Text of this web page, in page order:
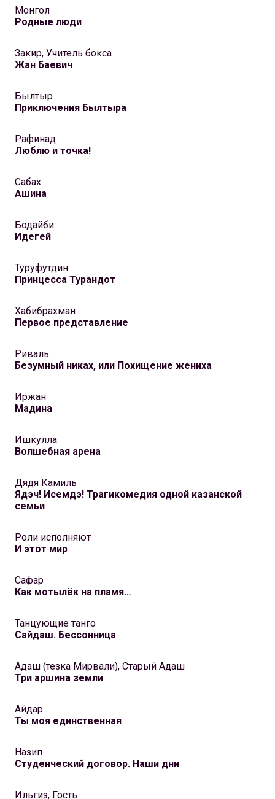
Монгол
Родные люди
Закир, Учитель бокса
Жан Баевич
Былтыр
Приключения Былтыра
Рафинад
Люблю и точка!
Сабах
Ашина
Бодайби
Идегей
Туруфутдин
Принцесса Турандот
Хабибрахман
Первое представление
Риваль
Безумный никах, или Похищение жениха
Иржан
Мадина
Ишкулла
Волшебная арена
Дядя Камиль
Ядэч! Исемдэ! Трагикомедия одной казанской
семьи
Роли исполняют
И этот мир
Сафар
Как мотылёк на пламя…
Танцующие танго
Сайдаш. Бессонница
Адаш (тезка Мирвали), Старый Адаш
Три аршина земли
Айдар
Ты моя единственная
Назип
Студенческий договор. Наши дни
Ильгиз, Гость